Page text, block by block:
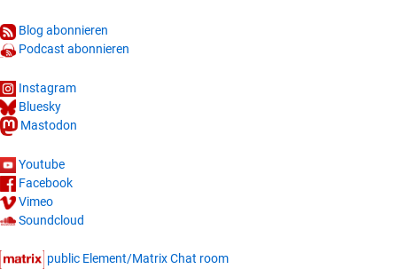
Blog abonnieren
Podcast abonnieren
Instagram
Bluesky
Mastodon
Youtube
Facebook
Vimeo
Soundcloud
public Element/Matrix Chat room